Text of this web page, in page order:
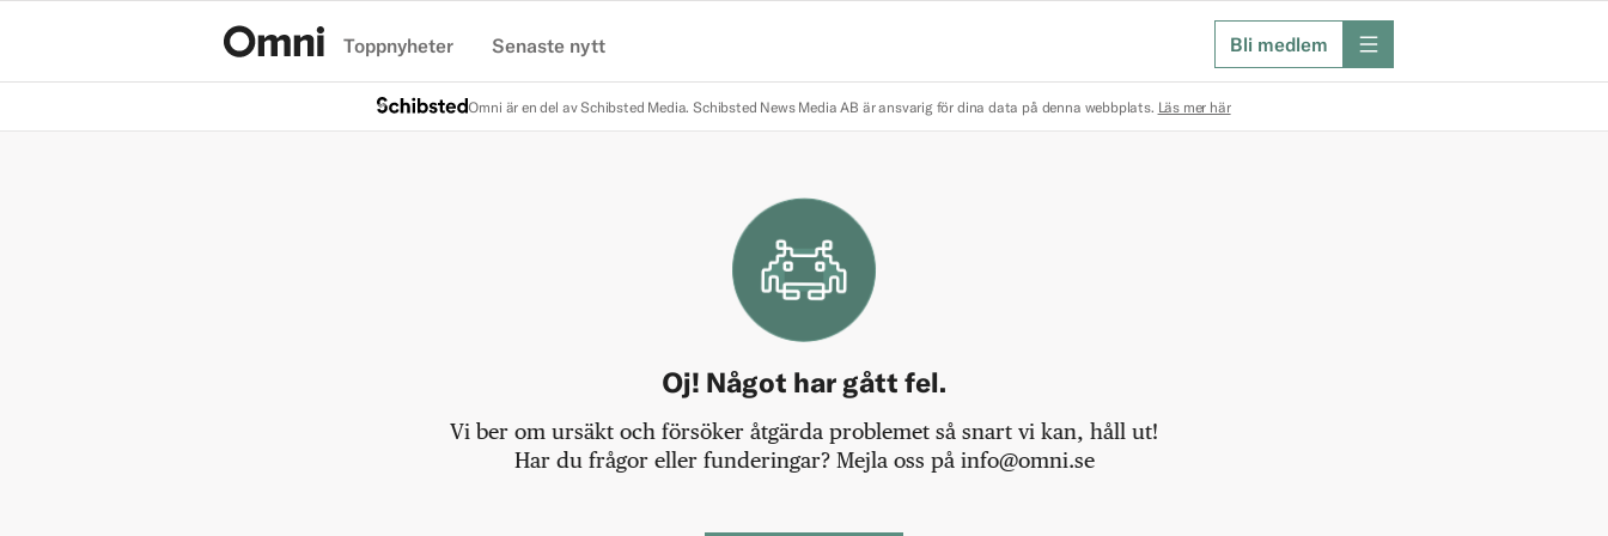
Toppnyheter Senaste nytt Bli medlem meny
Omni är en del av Schibsted Media. Schibsted News Media AB är ansvarig för dina data på denna webbplats. Läs mer här
Oj! Något har gått fel.
Vi ber om ursäkt och försöker åtgärda problemet så snart vi kan, håll ut!
Har du frågor eller funderingar? Mejla oss på info@omni.se